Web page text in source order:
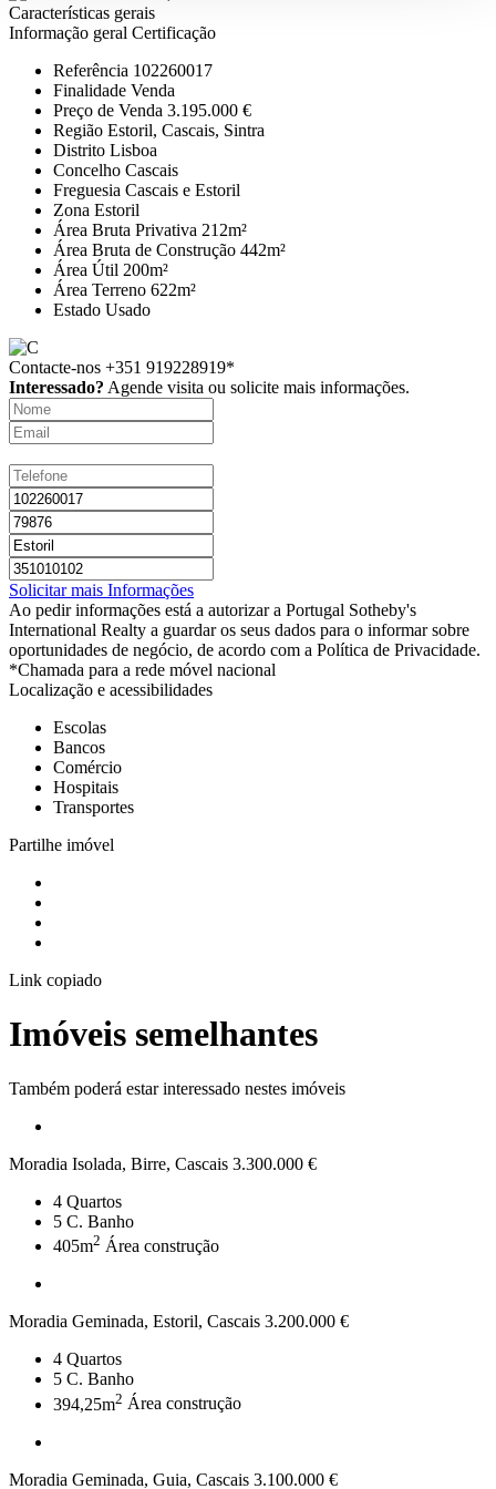
Características gerais
Informação geral Certificação
Referência 102260017
Finalidade Venda
Preço de Venda 3.195.000 €
Região Estoril, Cascais, Sintra
Distrito Lisboa
Concelho Cascais
Freguesia Cascais e Estoril
Zona Estoril
Área Bruta Privativa 212m²
Área Bruta de Construção 442m²
Área Útil 200m²
Área Terreno 622m²
Estado Usado
Contacte-nos +351 919228919*
Interessado? Agende visita ou solicite mais informações.
Solicitar mais Informações
Ao pedir informações está a autorizar a Portugal Sotheby's
International Realty a guardar os seus dados para o informar sobre
oportunidades de negócio, de acordo com a Política de Privacidade.
*Chamada para a rede móvel nacional
Localização e acessibilidades
Escolas
Bancos
Comércio
Hospitais
Transportes
Partilhe imóvel
Link copiado
Imóveis semelhantes
Também poderá estar interessado nestes imóveis
Moradia Isolada, Birre, Cascais 3.300.000 €
4 Quartos
5 C. Banho
405m2 Área construção
Moradia Geminada, Estoril, Cascais 3.200.000 €
4 Quartos
5 C. Banho
394,25m2 Área construção
Moradia Geminada, Guia, Cascais 3.100.000 €